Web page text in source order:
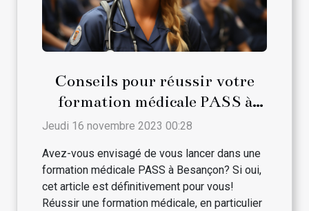
Conseils pour réussir votre
formation médicale PASS à
Besançon
Jeudi 16 novembre 2023 00:28
Avez-vous envisagé de vous lancer dans une
formation médicale PASS à Besançon? Si oui,
cet article est définitivement pour vous!
Réussir une formation médicale, en particulier